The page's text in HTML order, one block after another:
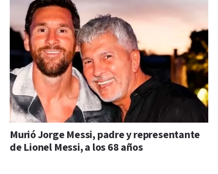
Murió Jorge Messi, padre y representante
de Lionel Messi, a los 68 años